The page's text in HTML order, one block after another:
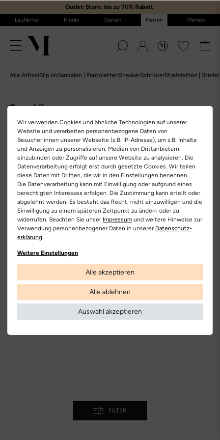
Outlet-Store: bis zu 70% Rabatt
Lauflerner Kinder Damen Herren Marken
Alle ArtikelSlip onSandalen | PantolettenSneakerSchnürerStiefeletten | Stiefel
Espadrij
Home Herren Marken Espadrij
2 Artikel
FILTER
Ansicht
ESPADRIJ ESPADRIJ
Loafer Luxe Men
Wir verwenden Cookies und ähnliche Technologien auf unserer
Website und verarbeiten personenbezogene Daten von
Besucher:innen unserer Webseite (z.B. IP-Adresse), um z.B. Inhalte
und Anzeigen zu personalisieren, Medien von Drittanbietern
einzubinden oder Zugriffe auf unsere Website zu analysieren. Die
Datenverarbeitung erfolgt erst durch gesetzte Cookies. Wir teilen
diese Daten mit Dritten, die wir in den Einstellungen benennen.
Die Datenverarbeitung kann mit Einwilligung oder aufgrund eines
berechtigten Interesses erfolgen. Die Zustimmung kann erteilt oder
abgelehnt werden. Es besteht das Recht, nicht einzuwilligen und die
Einwilligung zu einem späteren Zeitpunkt zu ändern oder zu
widerrufen. Beachten Sie unser Impressum und weitere Hinweise zur
Verwendung personenbezogener Daten in unserer Daten­schutz­
erklärung
Weitere Einstellungen
Alle akzeptieren
Alle ablehnen
Auswahl akzeptieren